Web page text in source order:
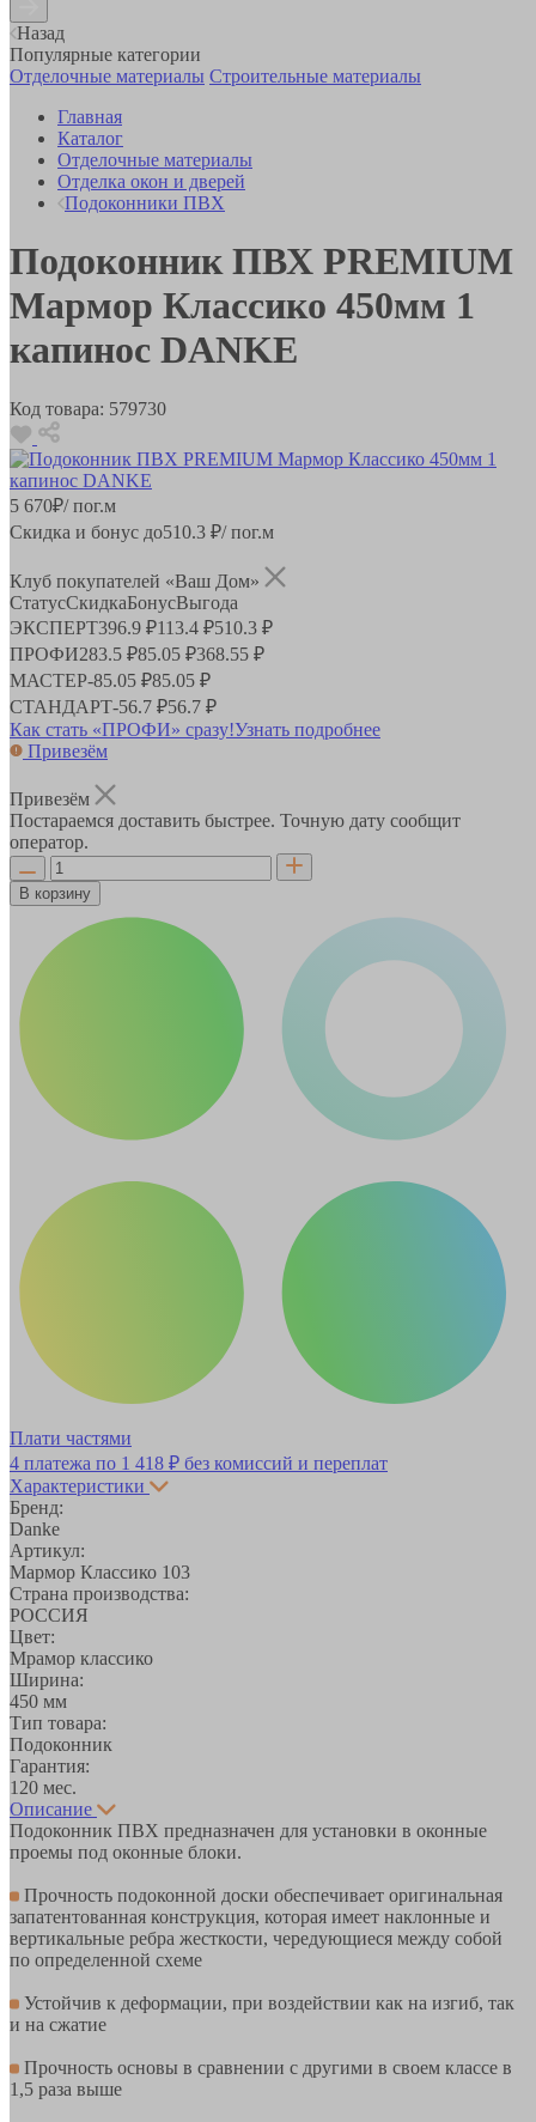
Назад
Популярные категории
Отделочные материалы Строительные материалы
Главная
Каталог
Отделочные материалы
Отделка окон и дверей
Подоконники ПВХ
Подоконник ПВХ PREMIUM
Мармор Классико 450мм 1
капинос DANKE
Код товара: 579730
5 670₽/ пог.м
Скидка и бонус до510.3 ₽/ пог.м
Клуб покупателей «Ваш Дом»
СтатусСкидкаБонусВыгода
ЭКСПЕРТ396.9 ₽113.4 ₽510.3 ₽
ПРОФИ283.5 ₽85.05 ₽368.55 ₽
МАСТЕР-85.05 ₽85.05 ₽
СТАНДАРТ-56.7 ₽56.7 ₽
Как стать «ПРОФИ» сразу!Узнать подробнее
Привезём
Привезём
Постараемся доставить быстрее. Точную дату сообщит
оператор.
В корзину
Плати частями
4 платежа по 1 418 ₽ без комиссий и переплат
Характеристики
Бренд:
Danke
Артикул:
Мармор Классико 103
Страна производства:
РОССИЯ
Цвет:
Мрамор классико
Ширина:
450 мм
Тип товара:
Подоконник
Гарантия:
120 мес.
Описание
Подоконник ПВХ предназначен для установки в оконные
проемы под оконные блоки.
Прочность подоконной доски обеспечивает оригинальная
запатентованная конструкция, которая имеет наклонные и
вертикальные ребра жесткости, чередующиеся между собой
по определенной схеме
Устойчив к деформации, при воздействии как на изгиб, так
и на сжатие
Прочность основы в сравнении с другими в своем классе в
1,5 раза выше